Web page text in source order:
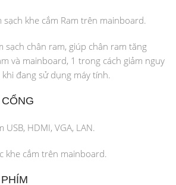
sạch khe cắm Ram trên mainboard.
sạch chân ram, giúp chân ram tăng
và mainboard, 1 trong cách giảm nguy
đang sử dụng máy tính.
USB, HDMI, VGA, LAN.
khe cắm trên mainboard.